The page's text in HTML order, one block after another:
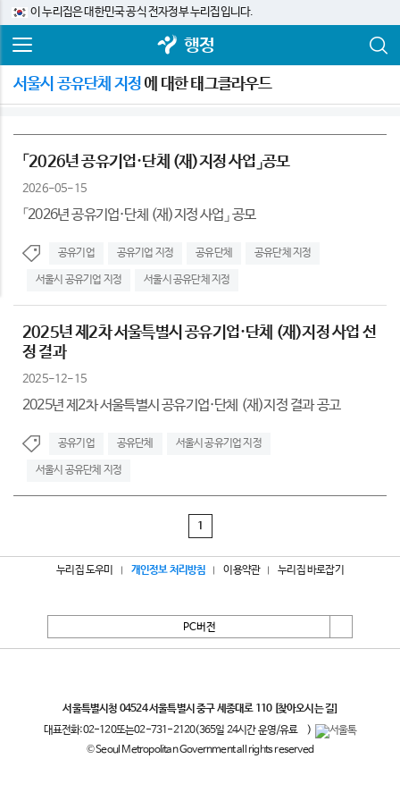
이 누리집은 대한민국 공식 전자정부 누리집입니다.
행정
서울시 공유단체 지정 에 대한 태그클라우드
「2026년 공유기업·단체 (재)지정 사업」공모
2026-05-15
「2026년 공유기업·단체 (재)지정 사업」 공모
공유기업 공유기업 지정 공유단체 공유단체 지정
서울시 공유기업 지정 서울시 공유단체 지정
2025년 제2차 서울특별시 공유기업·단체 (재)지정 사업 선
정 결과
2025-12-15
2025년 제2차 서울특별시 공유기업·단체 (재)지정 결과 공고
공유기업 공유단체 서울시 공유기업 지정
서울시 공유단체 지정
1
누리집 도우미 개인정보 처리방침 이용약관 누리집 바로잡기
PC버전
서울특별시청 04524 서울특별시 중구 세종대로 110 [찾아오시는 길]
대표전화:02-120또는02-731-2120(365일 24시간 운영/유료
)
© Seoul Metropolitan Government all rights reserved